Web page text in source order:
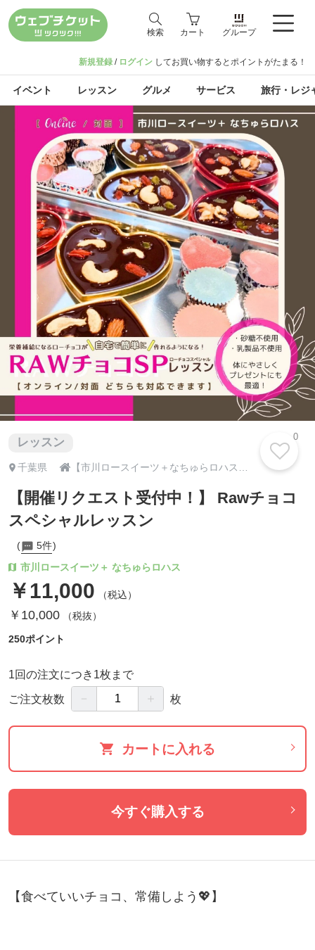
検索 カート グループ
新規登録 / ログイン してお買い物するとポイントがたまる！
イベント レッスン グルメ サービス 旅行・レジ
レッスン
千葉県  【市川ロースイーツ＋なちゅらロハス】宇宙おむすび・季節の手しごと・発酵・腸活ロースイーツメソッド®｜千葉県市川市｜natur-aloha-s
【開催リクエスト受付中！】 Rawチョコ
スペシャルレッスン
5件
市川ロースイーツ＋ なちゅらロハス
￥11,000 （税込）
￥10,000（税抜）
250ポイント
1回の注文につき1枚まで
ご注文枚数 － ＋ 枚
カートに入れる
0
今すぐ購入する
【食べていいチョコ、常備しよう💖】